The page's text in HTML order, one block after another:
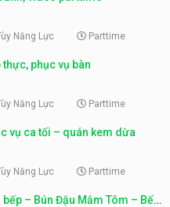
Năng Lực Parttime
phục vụ bàn
Năng Lực Parttime
vụ ca tối – quán kem dừa
Năng Lực Parttime
– Bún Đậu Mắm Tôm – Bếp